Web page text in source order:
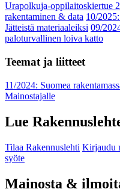
Urapolkuja-oppilaitoskiertue
rakentaminen & data 10/
Jätteistä materiaaleiksi 09/
paloturvallinen loiva katto
Teemat ja liitteet
11/2024: Suomea
Mainostajalle
Lue
Tilaa Rakennuslehti Kirjaudu
syöte
Mainosta &